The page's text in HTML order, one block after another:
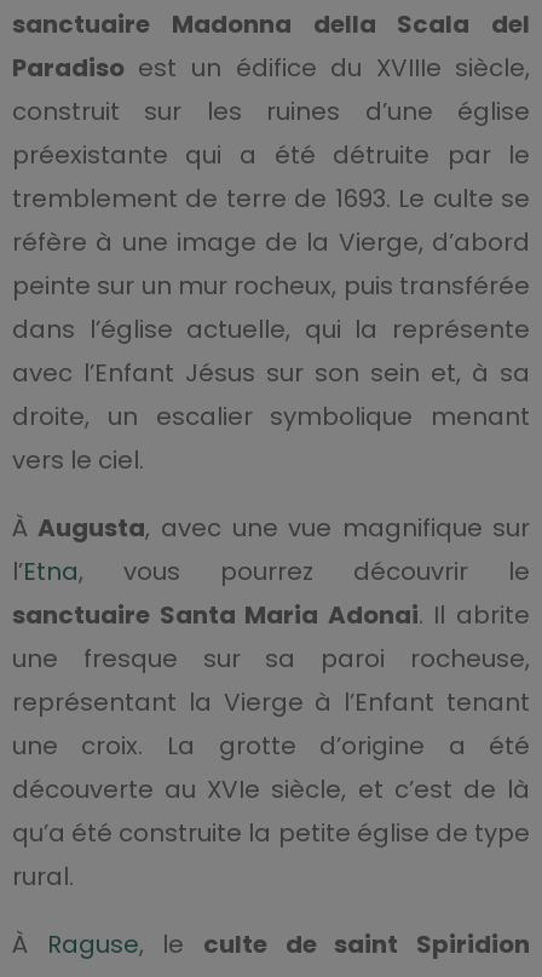
sanctuaire Madonna della Scala del
Paradisoest un édifice du XVIIIe siècle,
construit sur les ruines d’une église
préexistante qui a été détruite par le
tremblement de terre de 1693. Le culte se
réfère à une image de la Vierge, d’abord
peinte sur un mur rocheux, puis transférée
dans l’église actuelle, qui la représente
avec l’Enfant Jésus sur son sein et, à sa
droite, un escalier symbolique menant
vers le ciel.
ÀAugusta, avec une vue magnifique sur
l’Etna, vous pourrez découvrir le
sanctuaire Santa Maria Adonai. Il abrite
une fresque sur sa paroi rocheuse,
représentant la Vierge à l’Enfant tenant
une croix. La grotte d’origine a été
découverte au XVIe siècle, et c’est de là
qu’a été construite la petite église de type
rural.
À Raguse, le culte de saint Spiridion